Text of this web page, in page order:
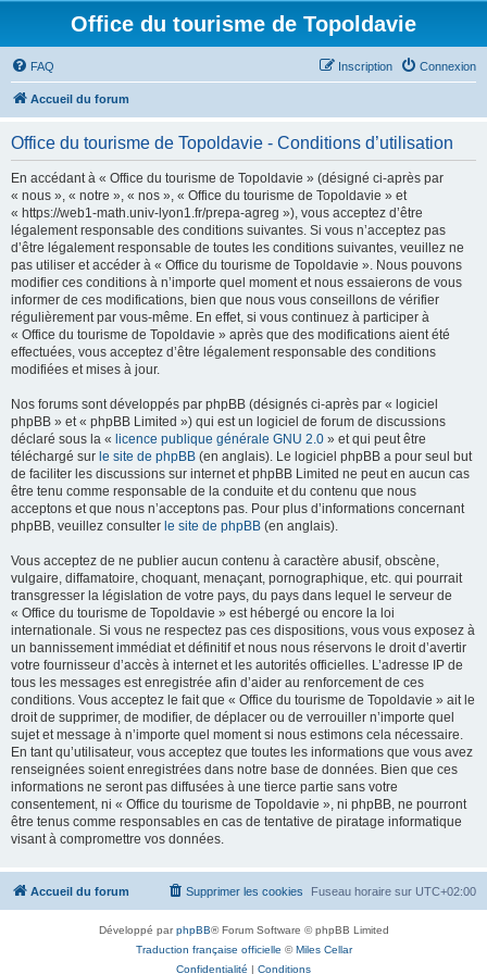
Office du tourisme de Topoldavie
FAQ Connexion
Inscription
Accueil du forum
Office du tourisme de Topoldavie - Conditions d’utilisation
En accédant à « Office du tourisme de Topoldavie » (désigné ci-après par
« nous », « notre », « nos », « Office du tourisme de Topoldavie » et
« https://web1-math.univ-lyon1.fr/prepa-agreg »), vous acceptez d’être
légalement responsable des conditions suivantes. Si vous n’acceptez pas
d’être légalement responsable de toutes les conditions suivantes, veuillez ne
pas utiliser et accéder à « Office du tourisme de Topoldavie ». Nous pouvons
modifier ces conditions à n’importe quel moment et nous essaierons de vous
informer de ces modifications, bien que nous vous conseillons de vérifier
régulièrement par vous-même. En effet, si vous continuez à participer à
« Office du tourisme de Topoldavie » après que des modifications aient été
effectuées, vous acceptez d’être légalement responsable des conditions
modifiées et mises à jour.
Nos forums sont développés par phpBB (désignés ci-après par « logiciel
phpBB » et « phpBB Limited ») qui est un logiciel de forum de discussions
déclaré sous la « licence publique générale GNU 2.0 » et qui peut être
téléchargé sur le site de phpBB (en anglais). Le logiciel phpBB a pour seul but
de faciliter les discussions sur internet et phpBB Limited ne peut en aucun cas
être tenu comme responsable de la conduite et du contenu que nous
acceptons et que nous n’acceptons pas. Pour plus d’informations concernant
phpBB, veuillez consulter le site de phpBB (en anglais).
Vous acceptez de ne publier aucun contenu à caractère abusif, obscène,
vulgaire, diffamatoire, choquant, menaçant, pornographique, etc. qui pourrait
transgresser la législation de votre pays, du pays dans lequel le serveur de
« Office du tourisme de Topoldavie » est hébergé ou encore la loi
internationale. Si vous ne respectez pas ces dispositions, vous vous exposez à
un bannissement immédiat et définitif et nous nous réservons le droit d’avertir
votre fournisseur d’accès à internet et les autorités officielles. L’adresse IP de
tous les messages est enregistrée afin d’aider au renforcement de ces
conditions. Vous acceptez le fait que « Office du tourisme de Topoldavie » ait le
droit de supprimer, de modifier, de déplacer ou de verrouiller n’importe quel
sujet et message à n’importe quel moment si nous estimons cela nécessaire.
En tant qu’utilisateur, vous acceptez que toutes les informations que vous avez
renseignées soient enregistrées dans notre base de données. Bien que ces
informations ne seront pas diffusées à une tierce partie sans votre
consentement, ni « Office du tourisme de Topoldavie », ni phpBB, ne pourront
être tenus comme responsables en cas de tentative de piratage informatique
visant à compromettre vos données.
Accueil du forum Fuseau horaire sur UTC+02:00
Supprimer les cookies
Développé parphpBB® Forum Software © phpBB Limited
Traduction française officielle ©Miles Cellar
Confidentialité | Conditions